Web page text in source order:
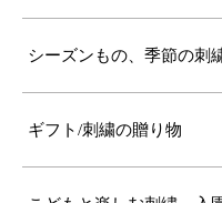
シーズンもの、季節の刺
ギフト/刺繍の贈り物